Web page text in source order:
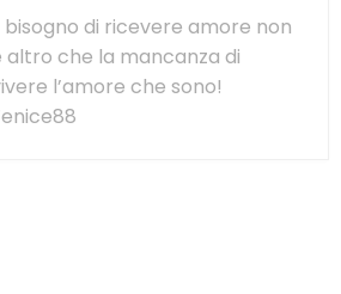
bisogno di ricevere amore non
altro che la mancanza di
l’amore che sono!